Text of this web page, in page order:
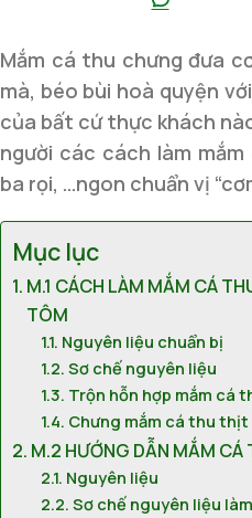
Mắm cá thu chưng đưa
mà, béo bùi hoà quyện
của bất cứ thực khách
người các cách làm
ba rọi, …ngon chuẩn vị
Mục lục
M.1 CÁCH LÀM MẮM CÁ
TÔM
Nguyên liệu chuẩn bị
Sơ chế nguyên liệu
Trộn hỗn hợp mắm cá
Chưng mắm cá thu
M.2 HƯỚNG DẪN MẮM CÁ
Nguyên liệu
Sơ chế nguyên liệu